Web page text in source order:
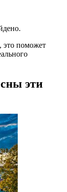
это поможет
эти